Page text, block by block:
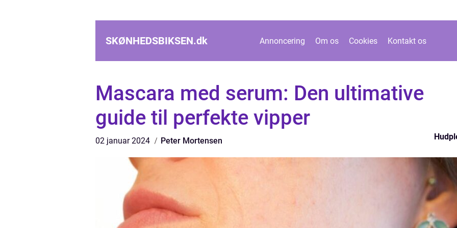
SKØNHEDSBIKSEN.dk Annoncering Om os Cookies Kontakt os
Mascara med serum: Den ultimative
guide til perfekte vipper
02 januar 2024 Peter Mortensen